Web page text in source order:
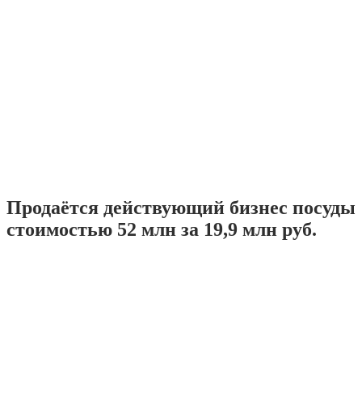
Продаётся действующий бизнес посуды
стоимостью 52 млн за 19,9 млн руб.